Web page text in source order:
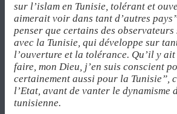
sur l’islam en Tunisie, tolérant et
aimerait voir dans tant d’autres
penser que certains des observateurs
avec la Tunisie, qui développe sur
l’ouverture et la tolérance. Qu’il y ait
faire, mon Dieu, j’en suis conscient
certainement aussi pour la Tunisie”,
l’Etat, avant de vanter le dynamisme
tunisienne.